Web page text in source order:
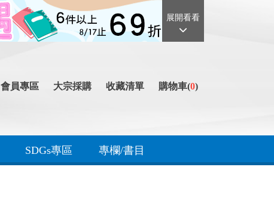
展開看看
會員專區 大宗採購 收藏清單 購物車(0)
SDGs專區 專欄/書目